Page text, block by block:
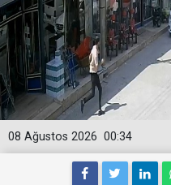
00:34
08 Ağustos 2026